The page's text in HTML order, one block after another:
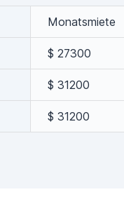
Monatsmiete
$ 27300
$ 31200
$ 31200